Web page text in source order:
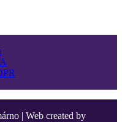
| Web created by